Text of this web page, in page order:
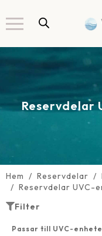
Reservdelar
Hem Reservdelar
Reservdelar UVC-
Filter
Passar till UVC-